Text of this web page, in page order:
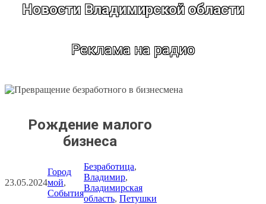
Новости Владимирской области
Реклама на радио
Рождение малого
бизнеса
23.05.2024
Город
мой
События
Безработица
Владимир
Владимирская
область, Петушки